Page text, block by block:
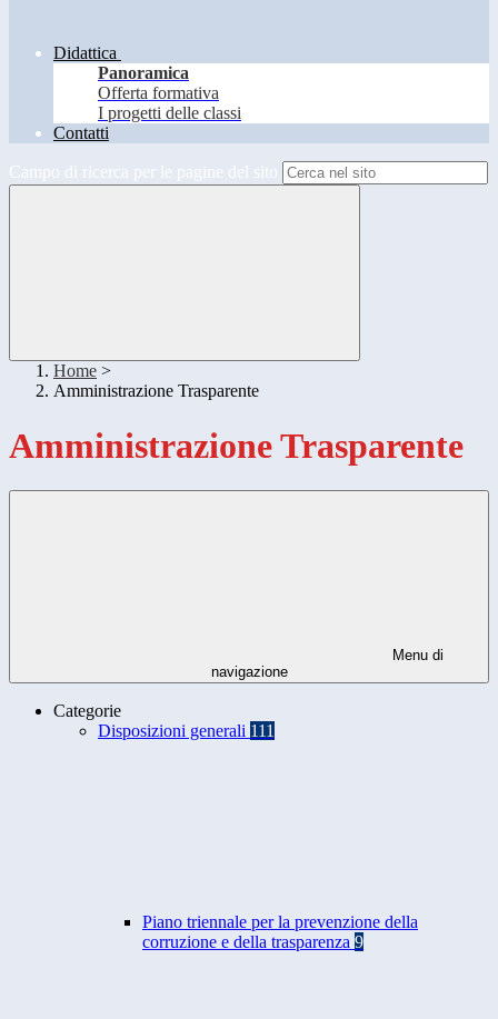
Didattica
Panoramica
Offerta formativa
I progetti delle classi
Contatti
Campo di ricerca per le pagine del sito
Home >
Amministrazione Trasparente
Amministrazione Trasparente
Menu di
navigazione
Categorie
Disposizioni generali 111
Piano triennale per la prevenzione della
corruzione e della trasparenza 9